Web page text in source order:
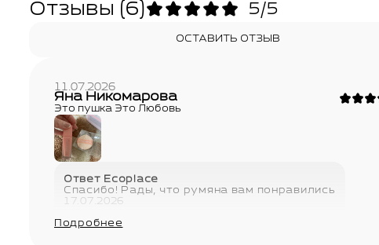
Отзывы (6) 5/5
ОСТАВИТЬ ОТЗЫВ
11.07.2026
Яна Никомарова
Это пушка Это Любовь
Ответ Ecoplace
Спасибо! Рады, что румяна вам понравились
17.07.2026
Подробнее